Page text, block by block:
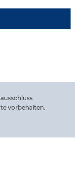
vorbehalten.